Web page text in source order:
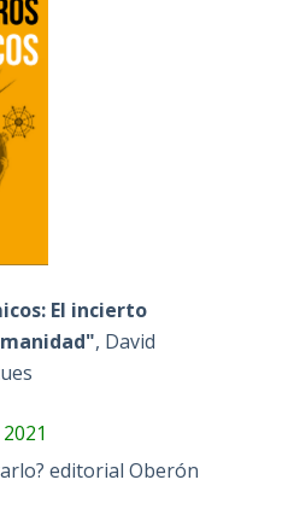
El incierto
, David
editorial Oberón